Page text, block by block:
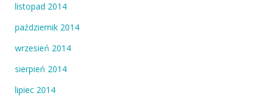
listopad 2014
październik 2014
wrzesień 2014
sierpień 2014
lipiec 2014